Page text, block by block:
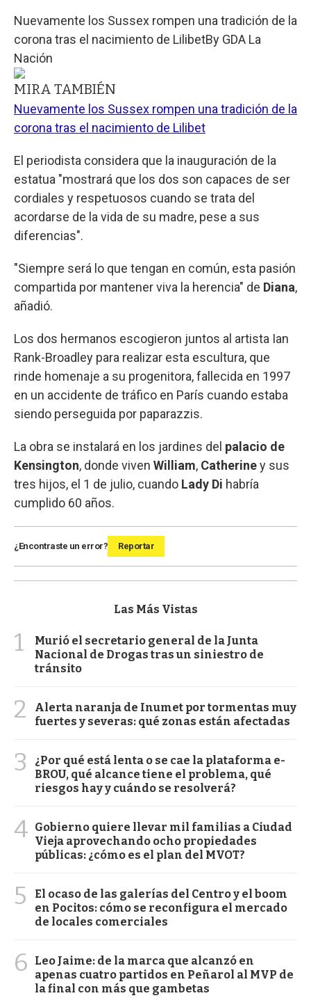
Nuevamente los Sussex rompen una tradición de la
corona tras el nacimiento de LilibetBy GDA La
Nación
MIRA TAMBIÉN
Nuevamente los Sussex rompen una tradición de la
corona tras el nacimiento de Lilibet
El periodista considera que la inauguración de la
estatua "mostrará que los dos son capaces de ser
cordiales y respetuosos cuando se trata del
acordarse de la vida de su madre, pese a sus
diferencias".
"Siempre será lo que tengan en común, esta pasión
compartida por mantener viva la herencia" de Diana,
añadió.
Los dos hermanos escogieron juntos al artista Ian
Rank-Broadley para realizar esta escultura, que
rinde homenaje a su progenitora, fallecida en 1997
en un accidente de tráfico en París cuando estaba
siendo perseguida por paparazzis.
La obra se instalará en los jardines del palacio de
Kensington, donde viven William, Catheriney sus
tres hijos, el 1 de julio, cuando Lady Di habría
cumplido 60 años.
¿Encontraste un error? Reportar
Las Más Vistas
1
Murió el secretario general de la Junta
Nacional de Drogas tras un siniestro de
tránsito
2
Alerta naranja de Inumet por tormentas muy
fuertes y severas: qué zonas están afectadas
3
¿Por qué está lenta o se cae la plataforma e-
BROU, qué alcance tiene el problema, qué
riesgos hay y cuándo se resolverá?
4 Gobierno quiere llevar mil familias a Ciudad
Vieja aprovechando ocho propiedades
públicas: ¿cómo es el plan del MVOT?
5
El ocaso de las galerías del Centro y el boom
en Pocitos: cómo se reconfigura el mercado
de locales comerciales
6
Leo Jaime: de la marca que alcanzó en
apenas cuatro partidos en Peñarol al MVP de
la final con más que gambetas